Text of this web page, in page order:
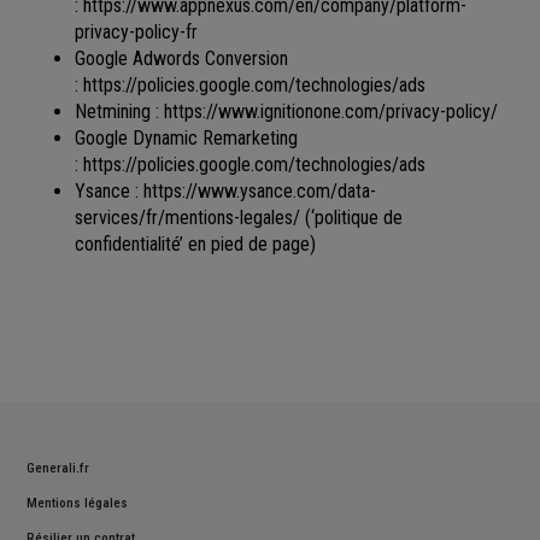
: https://www.appnexus.com/en/company/platform-
privacy-policy-fr
Google Adwords Conversion
: https://policies.google.com/technologies/ads
Netmining : https://www.ignitionone.com/privacy-policy/
Google Dynamic Remarketing
: https://policies.google.com/technologies/ads
Ysance : https://www.ysance.com/data-
services/fr/mentions-legales/ (‘politique de
confidentialité’ en pied de page)
Generali.fr
Mentions légales